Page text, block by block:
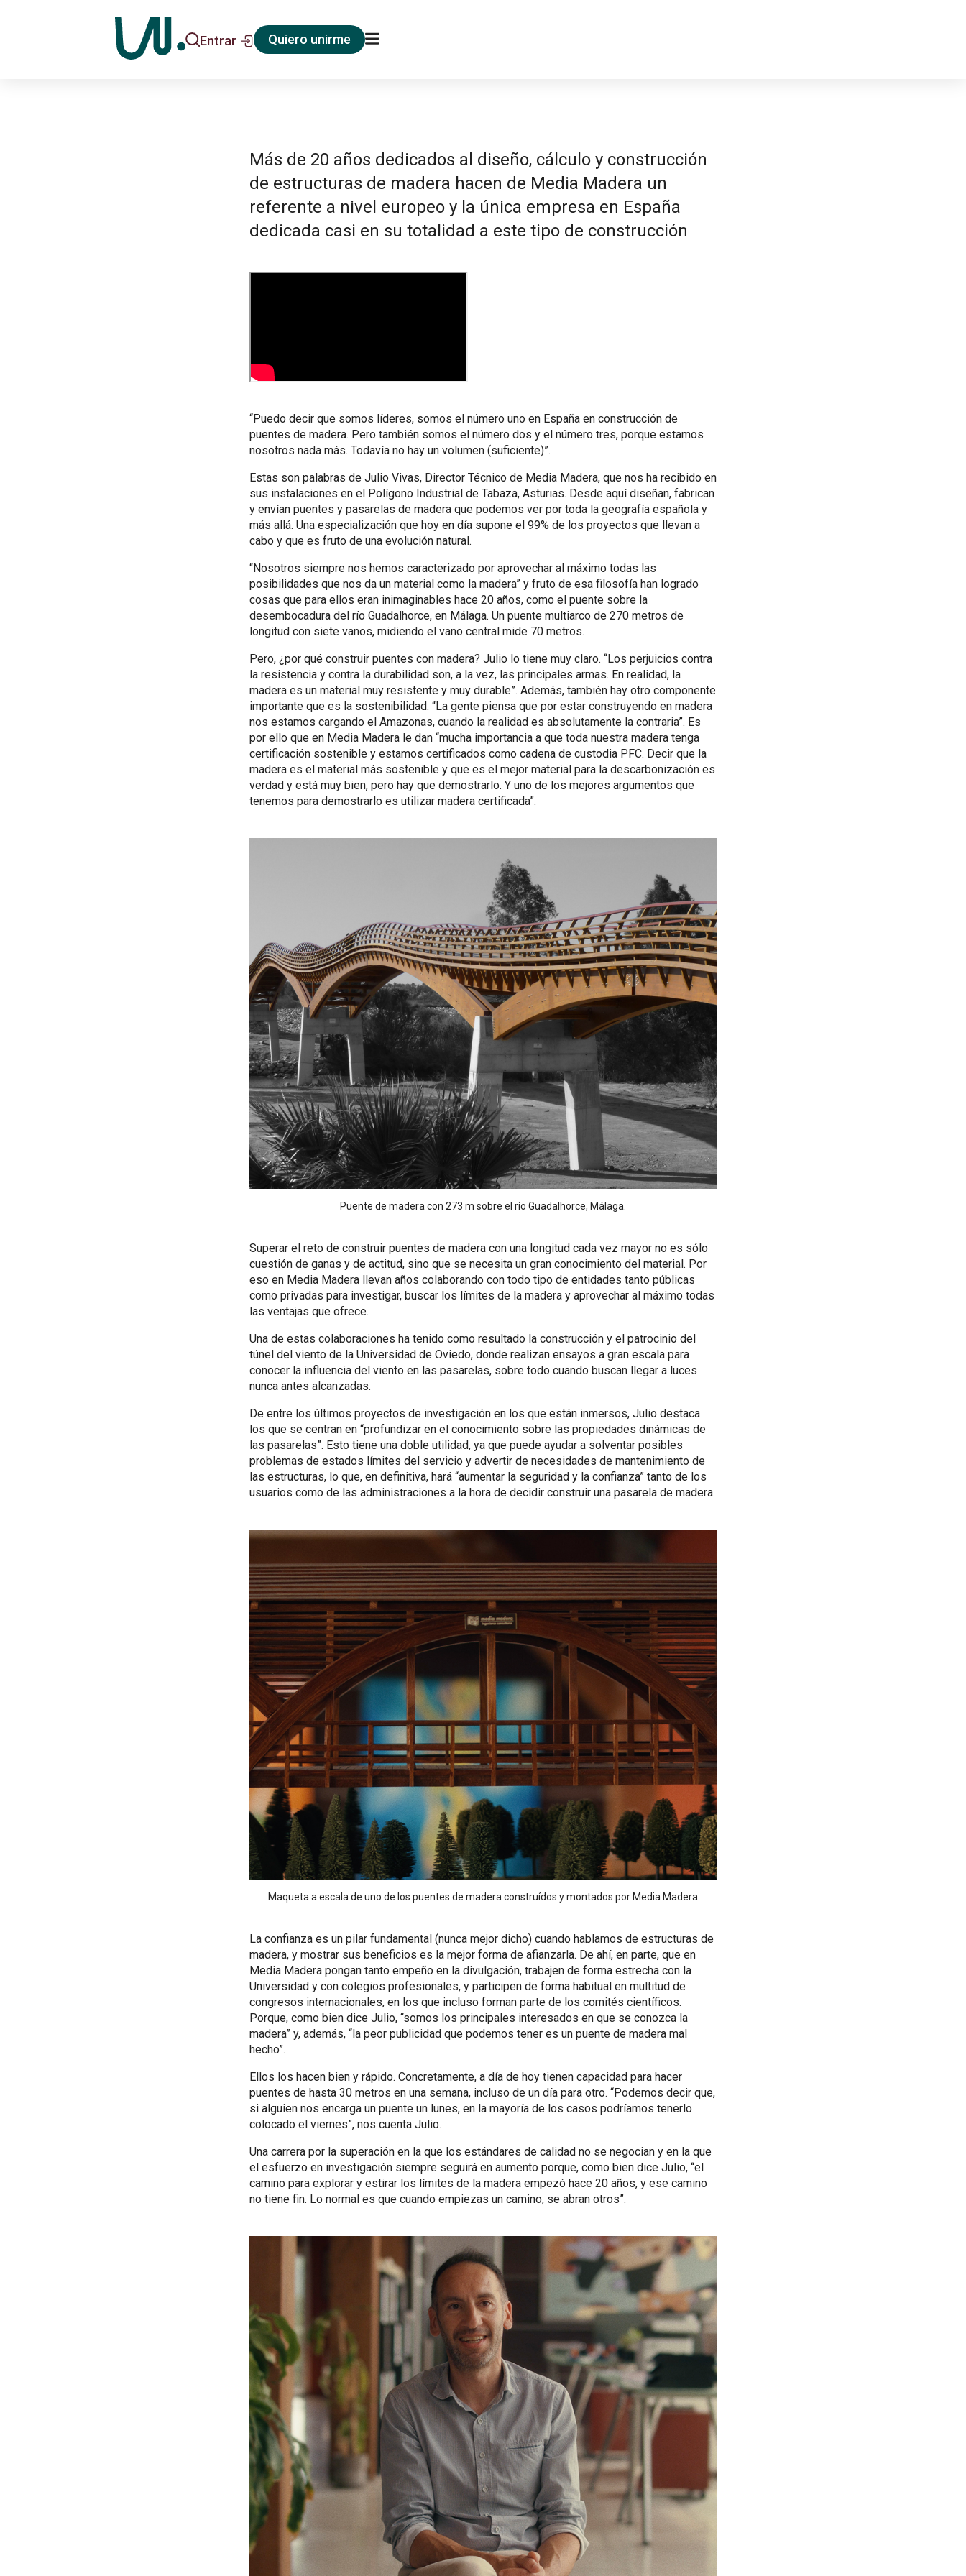
Entrar Quiero unirme
Más de 20 años dedicados al diseño, cálculo y construcción
de estructuras de madera hacen de Media Madera un
referente a nivel europeo y la única empresa en España
dedicada casi en su totalidad a este tipo de construcción
“Puedo decir que somos líderes, somos el número uno en España en construcción de
puentes de madera. Pero también somos el número dos y el número tres, porque estamos
nosotros nada más. Todavía no hay un volumen (suficiente)”.
Estas son palabras de Julio Vivas, Director Técnico de Media Madera, que nos ha recibido en
sus instalaciones en el Polígono Industrial de Tabaza, Asturias. Desde aquí diseñan, fabrican
y envían puentes y pasarelas de madera que podemos ver por toda la geografía española y
más allá. Una especialización que hoy en día supone el 99% de los proyectos que llevan a
cabo y que es fruto de una evolución natural.
“Nosotros siempre nos hemos caracterizado por aprovechar al máximo todas las
posibilidades que nos da un material como la madera” y fruto de esa filosofía han logrado
cosas que para ellos eran inimaginables hace 20 años, como el puente sobre la
desembocadura del río Guadalhorce, en Málaga. Un puente multiarco de 270 metros de
longitud con siete vanos, midiendo el vano central mide 70 metros.
Pero, ¿por qué construir puentes con madera? Julio lo tiene muy claro. “Los perjuicios contra
la resistencia y contra la durabilidad son, a la vez, las principales armas. En realidad, la
madera es un material muy resistente y muy durable”. Además, también hay otro componente
importante que es la sostenibilidad. “La gente piensa que por estar construyendo en madera
nos estamos cargando el Amazonas, cuando la realidad es absolutamente la contraria”. Es
por ello que en Media Madera le dan “mucha importancia a que toda nuestra madera tenga
certificación sostenible y estamos certificados como cadena de custodia PFC. Decir que la
madera es el material más sostenible y que es el mejor material para la descarbonización es
verdad y está muy bien, pero hay que demostrarlo. Y uno de los mejores argumentos que
tenemos para demostrarlo es utilizar madera certificada”.
Puente de madera con 273 m sobre el río Guadalhorce, Málaga.
Superar el reto de construir puentes de madera con una longitud cada vez mayor no es sólo
cuestión de ganas y de actitud, sino que se necesita un gran conocimiento del material. Por
eso en Media Madera llevan años colaborando con todo tipo de entidades tanto públicas
como privadas para investigar, buscar los límites de la madera y aprovechar al máximo todas
las ventajas que ofrece.
Una de estas colaboraciones ha tenido como resultado la construcción y el patrocinio del
túnel del viento de la Universidad de Oviedo, donde realizan ensayos a gran escala para
conocer la influencia del viento en las pasarelas, sobre todo cuando buscan llegar a luces
nunca antes alcanzadas.
De entre los últimos proyectos de investigación en los que están inmersos, Julio destaca
los que se centran en “profundizar en el conocimiento sobre las propiedades dinámicas de
las pasarelas”. Esto tiene una doble utilidad, ya que puede ayudar a solventar posibles
problemas de estados límites del servicio y advertir de necesidades de mantenimiento de
las estructuras, lo que, en definitiva, hará “aumentar la seguridad y la confianza” tanto de los
usuarios como de las administraciones a la hora de decidir construir una pasarela de madera.
Maqueta a escala de uno de los puentes de madera construídos y montados por Media Madera
La confianza es un pilar fundamental (nunca mejor dicho) cuando hablamos de estructuras de
madera, y mostrar sus beneficios es la mejor forma de afianzarla. De ahí, en parte, que en
Media Madera pongan tanto empeño en la divulgación, trabajen de forma estrecha con la
Universidad y con colegios profesionales, y participen de forma habitual en multitud de
congresos internacionales, en los que incluso forman parte de los comités científicos.
Porque, como bien dice Julio, “somos los principales interesados en que se conozca la
madera” y, además, “la peor publicidad que podemos tener es un puente de madera mal
hecho”.
Ellos los hacen bien y rápido. Concretamente, a día de hoy tienen capacidad para hacer
puentes de hasta 30 metros en una semana, incluso de un día para otro. “Podemos decir que,
si alguien nos encarga un puente un lunes, en la mayoría de los casos podríamos tenerlo
colocado el viernes”, nos cuenta Julio.
Una carrera por la superación en la que los estándares de calidad no se negocian y en la que
el esfuerzo en investigación siempre seguirá en aumento porque, como bien dice Julio, “el
camino para explorar y estirar los límites de la madera empezó hace 20 años, y ese camino
no tiene fin. Lo normal es que cuando empiezas un camino, se abran otros”.